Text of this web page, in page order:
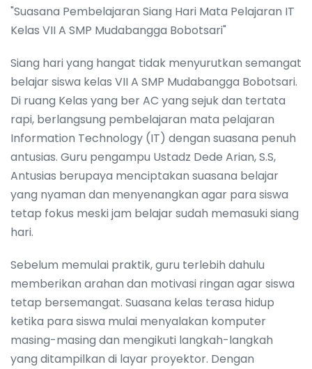
"Suasana Pembelajaran Siang Hari Mata Pelajaran IT
Kelas VII A SMP Mudabangga Bobotsari"
Siang hari yang hangat tidak menyurutkan semangat
belajar siswa kelas VII A SMP Mudabangga Bobotsari.
Di ruang Kelas yang ber AC yang sejuk dan tertata
rapi, berlangsung pembelajaran mata pelajaran
Information Technology (IT) dengan suasana penuh
antusias. Guru pengampu Ustadz Dede Arian, S.S,
Antusias berupaya menciptakan suasana belajar
yang nyaman dan menyenangkan agar para siswa
tetap fokus meski jam belajar sudah memasuki siang
hari.
Sebelum memulai praktik, guru terlebih dahulu
memberikan arahan dan motivasi ringan agar siswa
tetap bersemangat. Suasana kelas terasa hidup
ketika para siswa mulai menyalakan komputer
masing-masing dan mengikuti langkah-langkah
yang ditampilkan di layar proyektor. Dengan